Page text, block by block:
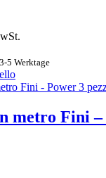
5 Werktage
metro Fini –